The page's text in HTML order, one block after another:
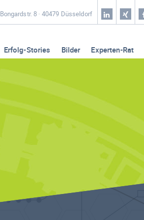
Bongardstr. 8 · 40479 Düsseldorf
Erfolg-Stories Bilder Experten-Rat